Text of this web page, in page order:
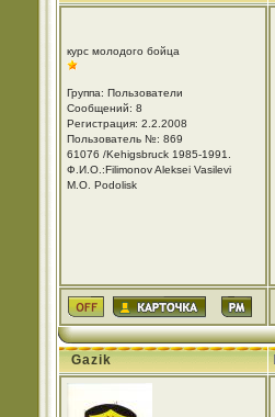
курс молодого бойца
Группа: Пользователи
Сообщений: 8
Регистрация: 2.2.2008
Пользователь №: 869
61076 /Kehigsbruck 1985-1991.
Ф.И.О.:Filimonov Aleksei Vasilevi
M.O. Podolisk
Gazik